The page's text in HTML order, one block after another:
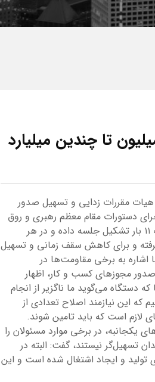
و فروش مجوز کسب و کار از ۱۰۰ میلیون تا چندین میلیارد
هیات مقررات زدایی و تسهیل صدور
دستورات مقام معظم رهبری و روق
تولید ملی بوده است، اظهار داشت: در یک سال گذشته این هیات ۱۱ بار تشکیل جلسه داده و در هر
و برای کاهش سقف زمانی و تسهیل
به برخی مقاومت‌ها در
مجوزهای کسب و کار، اظهار
دستگاه می‌گوید ما ناگزیر از انجام
که این نیازمند اصلاح تعدادی از
لازم است که باید تامین شوند.
یکجانبه، در برخی موارد مسئولان را
تسهیل‌گر نیستند، گفت: البته در
و ایجاد اشتغال شده است و این